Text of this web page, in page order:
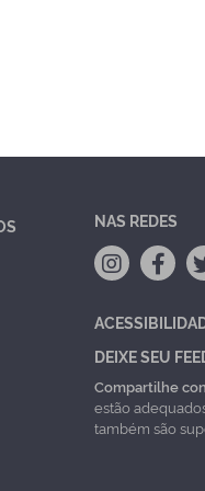
NAS REDES
DEIXE SEU
Compartilhe
estão
também são